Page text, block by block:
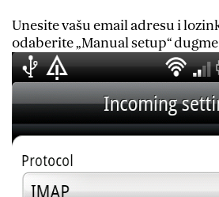
Unesite vašu email adresu i
odaberite „Manual setup“